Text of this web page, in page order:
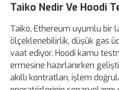
Taiko Nedir Ve Hoodi
Taiko, Ethereum uyumlu bir
ölçeklenebilirlik, düşük gas
vaat ediyor. Hoodi kamu
ermesine hazırlanırken
akıllı kontratları, işlem